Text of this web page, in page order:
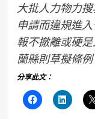
大批人力物力
申請而違規進
報不撤離或硬
蘭縣則草擬條
分享此文：